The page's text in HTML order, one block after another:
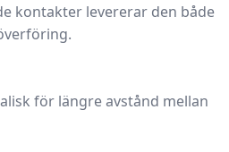
kontakter levererar den både
för längre avstånd mellan